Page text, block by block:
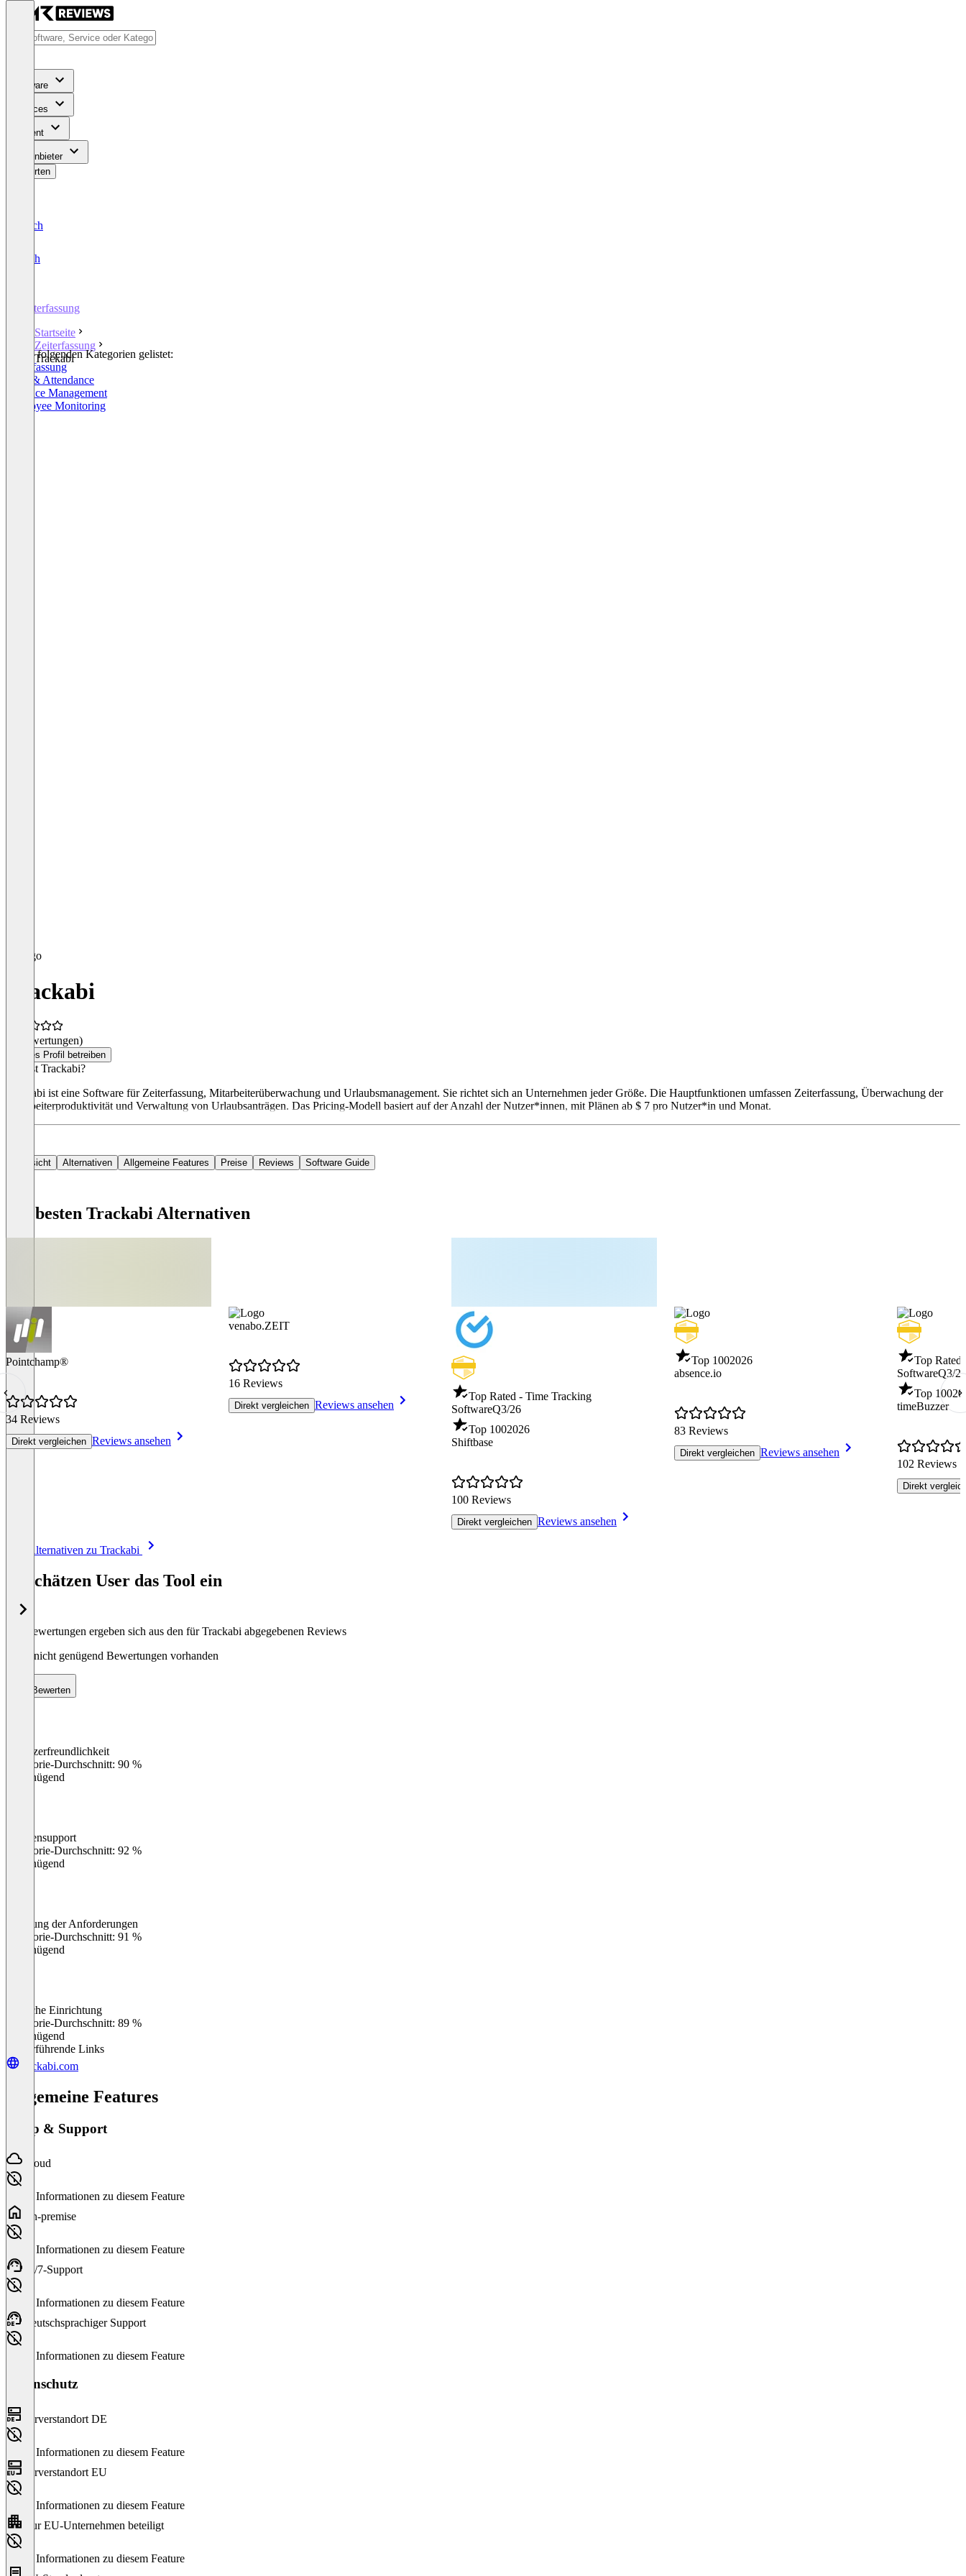
Software
Services
Content
Für Anbieter
Bewerten
Deutsch
English
Zeiterfassung
Startseite
Zeiterfassung
Trackabi
In den folgenden Kategorien gelistet:
Zeiterfassung
Time & Attendance
Absence Management
Employee Monitoring
Trackabi
(0 Bewertungen)
Dieses Profil betreiben
Was ist Trackabi?
Trackabi ist eine Software für Zeiterfassung, Mitarbeiterüberwachung und Urlaubsmanagement. Sie richtet sich an Unternehmen jeder Größe. Die Hauptfunktionen umfassen Zeiterfassung, Überwachung der
Mitarbeiterproduktivität und Verwaltung von Urlaubsanträgen. Das Pricing-Modell basiert auf der Anzahl der Nutzer*innen, mit Plänen ab $ 7 pro Nutzer*in und Monat.
Übersicht Alternativen Allgemeine Features Preise Reviews Software Guide
Die besten Trackabi Alternativen
Pointchamp®
34 Reviews
Direkt vergleichen Reviews ansehen
venabo.ZEIT
16 Reviews
Direkt vergleichen Reviews ansehen
Top Rated - Time Tracking
SoftwareQ3/26
Top 1002026
Shiftbase
100 Reviews
Direkt vergleichen Reviews ansehen
Top 1002026
absence.io
83 Reviews
Direkt vergleichen Reviews ansehen
Top Rated
SoftwareQ3/26
Top 100
timeBuzzer
102 Reviews
Direkt
Alle Alternativen zu Trackabi
So schätzen User das Tool ein
Die Bewertungen ergeben sich aus den für Trackabi abgegebenen Reviews
Noch nicht genügend Bewertungen vorhanden
Bewerten
Benutzerfreundlichkeit
Kategorie-Durchschnitt: 90 %
Ungenügend
Kundensupport
Kategorie-Durchschnitt: 92 %
Ungenügend
Erfüllung der Anforderungen
Kategorie-Durchschnitt: 91 %
Ungenügend
Einfache Einrichtung
Kategorie-Durchschnitt: 89 %
Ungenügend
Weiterführende Links
trackabi.com
Allgemeine Features
Setup & Support
Cloud
Keine Informationen zu diesem Feature
On-premise
Keine Informationen zu diesem Feature
24/7-Support
Keine Informationen zu diesem Feature
Deutschsprachiger Support
Keine Informationen zu diesem Feature
Datenschutz
Serverstandort DE
Keine Informationen zu diesem Feature
Serverstandort EU
Keine Informationen zu diesem Feature
Nur EU-Unternehmen beteiligt
Keine Informationen zu diesem Feature